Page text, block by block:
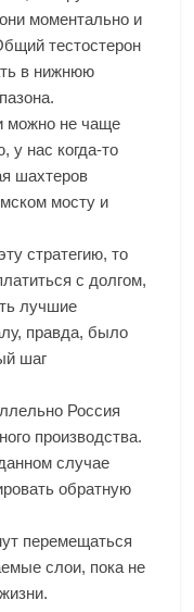
моментально и
тестостерон
в нижнюю
можно не чаще
у нас когда-то
шахтеров
мосту и
стратегию, то
с долгом,
лучшие
правда, было
шаг
Россия
производства.
случае
обратную
перемещаться
слои, пока не